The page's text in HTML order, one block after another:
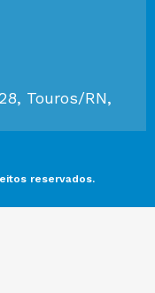
Touros/RN,
reservados.